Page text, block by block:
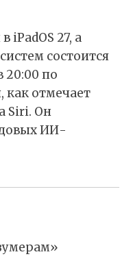
iPadOS 27, а
состоится
20:00 по
отмечает
Siri. Он
ИИ-